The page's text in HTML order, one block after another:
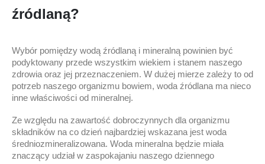
źródlaną?
Wybór pomiędzy wodą źródlaną i mineralną powinien być
podyktowany przede wszystkim wiekiem i stanem naszego
zdrowia oraz jej przeznaczeniem. W dużej mierze zależy to od
potrzeb naszego organizmu bowiem, woda źródlana ma nieco
inne właściwości od mineralnej.
Ze względu na zawartość dobroczynnych dla organizmu
składników na co dzień najbardziej wskazana jest woda
średniozmineralizowana. Woda mineralna będzie miała
znaczący udział w zaspokajaniu naszego dziennego